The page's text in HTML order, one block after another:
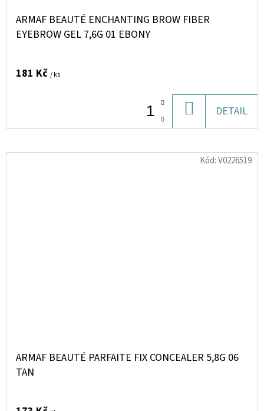
ARMAF BEAUTÉ ENCHANTING BROW FIBER
EYEBROW GEL 7,6G 01 EBONY
181 Kč / ks
KOŠÍKU
DETAIL
ARMAF BEAUTÉ PARFAITE FIX CONCEALER 5,8G 06
TAN
Kód:V0226519